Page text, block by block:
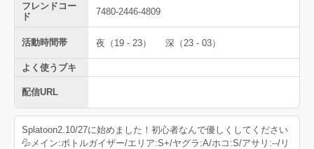
フレンドコー
ド
7480-2446-4809
活動時間帯 夜（19 - 23） 深（23 - 03）
よく使うブキ
配信URL
Splatoon2.10/27に始めました！初心者なんで優しくしてください
💦メイン:ボトルガイザー/エリア:S+/ヤグラ:A/ホコ:S/アサリ:--/リ